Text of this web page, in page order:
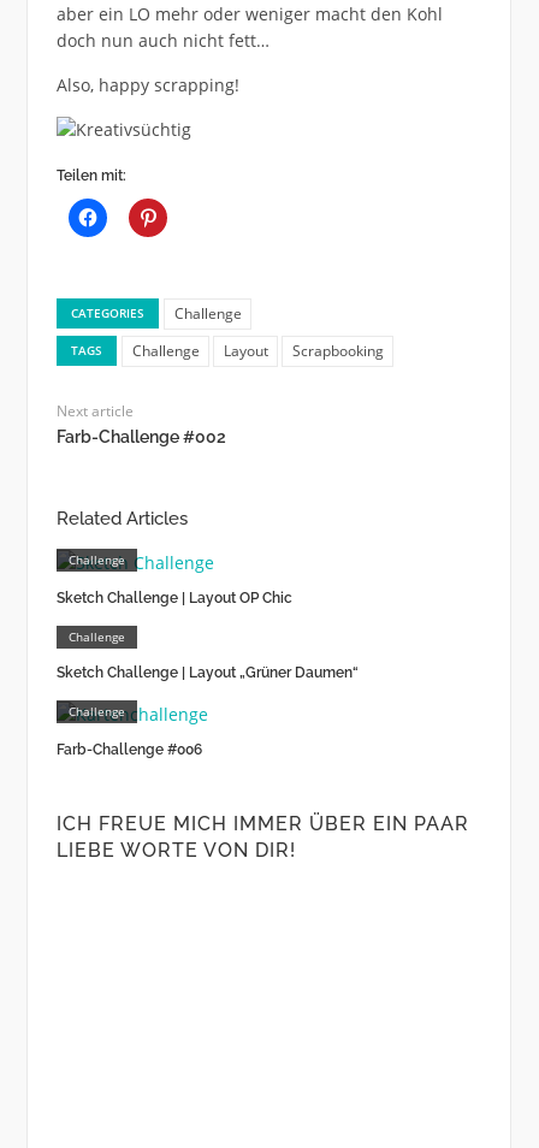
aber ein LO mehr oder weniger macht den Kohl
doch nun auch nicht fett…
Also, happy scrapping!
Teilen mit:
CATEGORIES Challenge
TAGS Challenge Layout Scrapbooking
Next article
Farb-Challenge #002
Related Articles
Challenge
Sketch Challenge | Layout OP Chic
Challenge
Sketch Challenge | Layout „Grüner Daumen“
Challenge
Farb-Challenge #006
ICH FREUE MICH IMMER ÜBER EIN PAAR
LIEBE WORTE VON DIR!